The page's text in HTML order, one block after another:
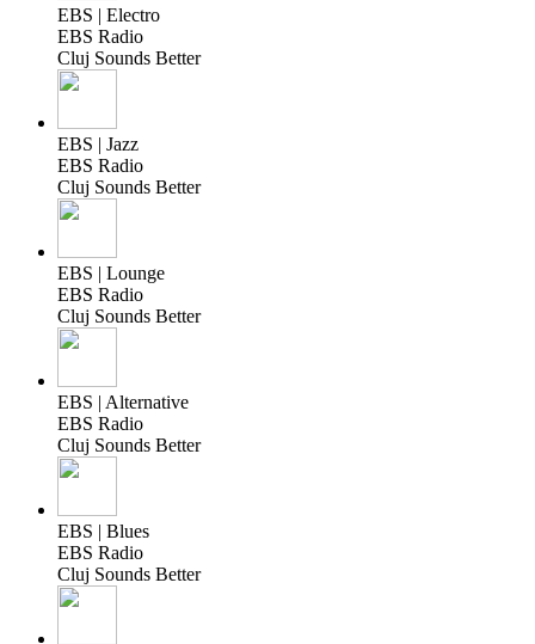
EBS | Electro
EBS Radio
Cluj Sounds Better
EBS | Jazz
EBS Radio
Cluj Sounds Better
EBS | Lounge
EBS Radio
Cluj Sounds Better
EBS | Alternative
EBS Radio
Cluj Sounds Better
EBS | Blues
EBS Radio
Cluj Sounds Better